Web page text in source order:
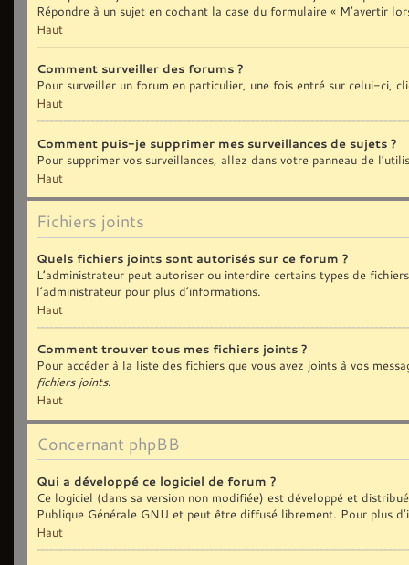
Répondre à un sujet en cochant la case du formulaire « M’avertir
Haut
Comment surveiller des forums ?
Pour surveiller un forum en particulier, une fois entré sur celui-ci,
Haut
Comment puis-je supprimer mes surveillances de sujets ?
Pour supprimer vos surveillances, allez dans votre panneau de
Haut
Fichiers joints
Quels fichiers joints sont autorisés sur ce forum ?
L’administrateur peut autoriser ou interdire certains types de
l’administrateur pour plus d’informations.
Haut
Comment trouver tous mes fichiers joints ?
Pour accéder à la liste des fichiers que vous avez joints à vos
fichiers joints.
Haut
Concernant phpBB
Qui a développé ce logiciel de forum ?
Ce logiciel (dans sa version non modifiée) est développé et
Publique Générale GNU et peut être diffusé librement. Pour plus
Haut